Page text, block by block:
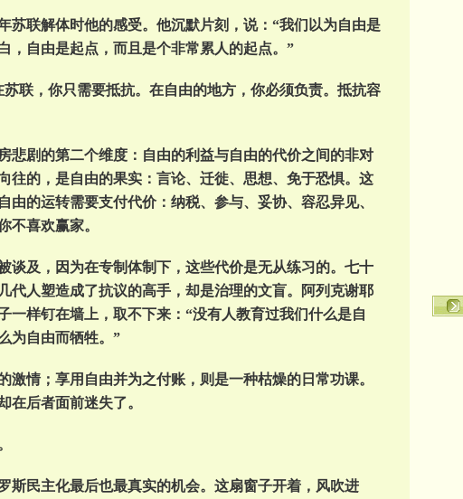
苏联解体时他的感受。他沉默片刻，说：“我们以为自由是
，自由是起点，而且是个非常累人的起点。”
联，你只需要抵抗。在自由的地方，你必须负责。抵抗容
悲剧的第二个维度：自由的利益与自由的代价之间的非对
往的，是自由的果实：言论、迁徙、思想、免于恐惧。这
由的运转需要支付代价：纳税、参与、妥协、容忍异见、
不喜欢赢家。
谈及，因为在专制体制下，这些代价是无从练习的。七十
代人塑造成了抗议的高手，却是治理的文盲。阿列克谢耶
一样钉在墙上，取不下来：“没有人教育过我们什么是自
为自由而牺牲。”
激情；享用自由并为之付账，则是一种枯燥的日常功课。
在后者面前迷失了。
斯民主化最后也最真实的机会。这扇窗子开着，风吹进